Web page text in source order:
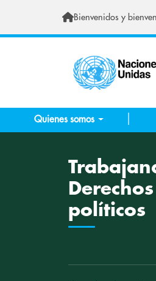
Bienvenidos y
Quienes somos
políticos